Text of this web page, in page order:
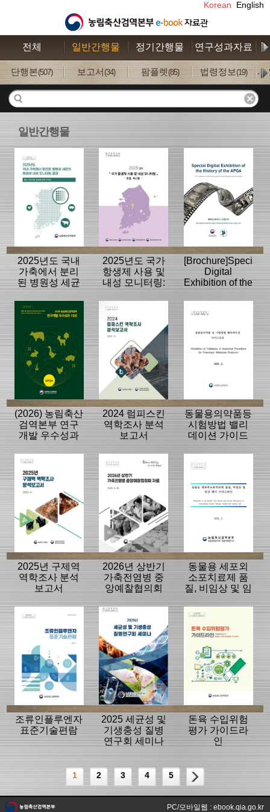
Korean English
전체 일반간행물 정기간행물 연구성과자료
단행본(507) 보고서 (34) 팜플렛 (85) 법령정보(19) 사
일반간행물
2025년도 국내
가축에서 분리
된 병원성 세균
모니터링 결과
2025년도 국가
항생제 사용 및
내성 모니터링:
[Brochure]Special
Digital
Exhibition of the
APQA
(2026) 농림축산
검역본부 연구
개발 우수성과
2024 럼피스킨
역학조사 분석
보고서
동물용의약품등
시험방법 밸리
데이션 가이드
2025년 구제역
역학조사 분석
보고서
2026년 상반기
가축전염병 중
앙예찰협의회
동물용 세포외
소포치료제 품
질, 비임상 및 임
라인
조류인플루엔자
표준기술편람
2025 세균성 및
기생충성 질병
연구회 세미나
돈육 수입위험
평가 가이드라
인
1 2 3 4 5
PC/모바일웹 : ebook.qia.go.kr